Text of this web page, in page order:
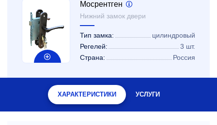
Мосрентген
Нижний замок двери
Тип замка:
цилиндровый
Регелей:
3 шт.
Страна:
Россия
ХАРАКТЕРИСТИКИ УСЛУГИ